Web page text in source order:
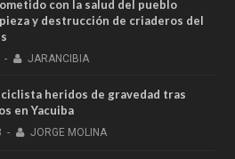
con la salud del pueblo
y destrucción de criaderos del
- JARANCIBIA
heridos de gravedad tras
en Yacuiba
- JORGE MOLINA